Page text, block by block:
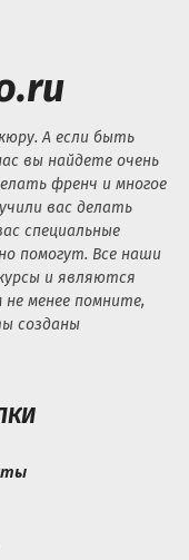
А если быть
вы найдете очень
френч и многое
вас делать
специальные
помогут. Все наши
и являются
не менее помните,
созданы